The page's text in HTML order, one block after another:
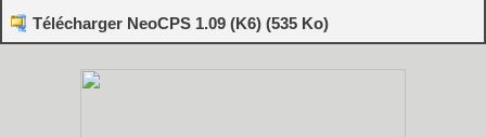
Télécharger NeoCPS 1.09 (K6) (535 Ko)